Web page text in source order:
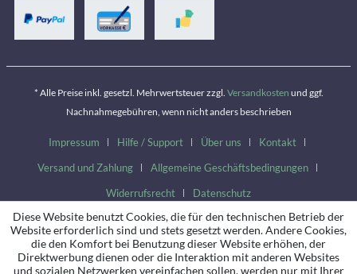
* Alle Preise inkl. gesetzl. Mehrwertsteuer zzgl. Versandkosten und ggf.
Nachnahmegebühren, wenn nicht anders beschrieben
Impressum Hilfe / Support Über uns
Kontakt
Versand und Zahlung
Allgemeine Geschäftsbedingungen
Widerrufsrecht
Datenschutz
Diese Website benutzt Cookies, die für den technischen Betrieb der
Website erforderlich sind und stets gesetzt werden. Andere Cookies,
die den Komfort bei Benutzung dieser Website erhöhen, der
Direktwerbung dienen oder die Interaktion mit anderen Websites
und sozialen Netzwerken vereinfachen sollen, werden nur mit Ihrer